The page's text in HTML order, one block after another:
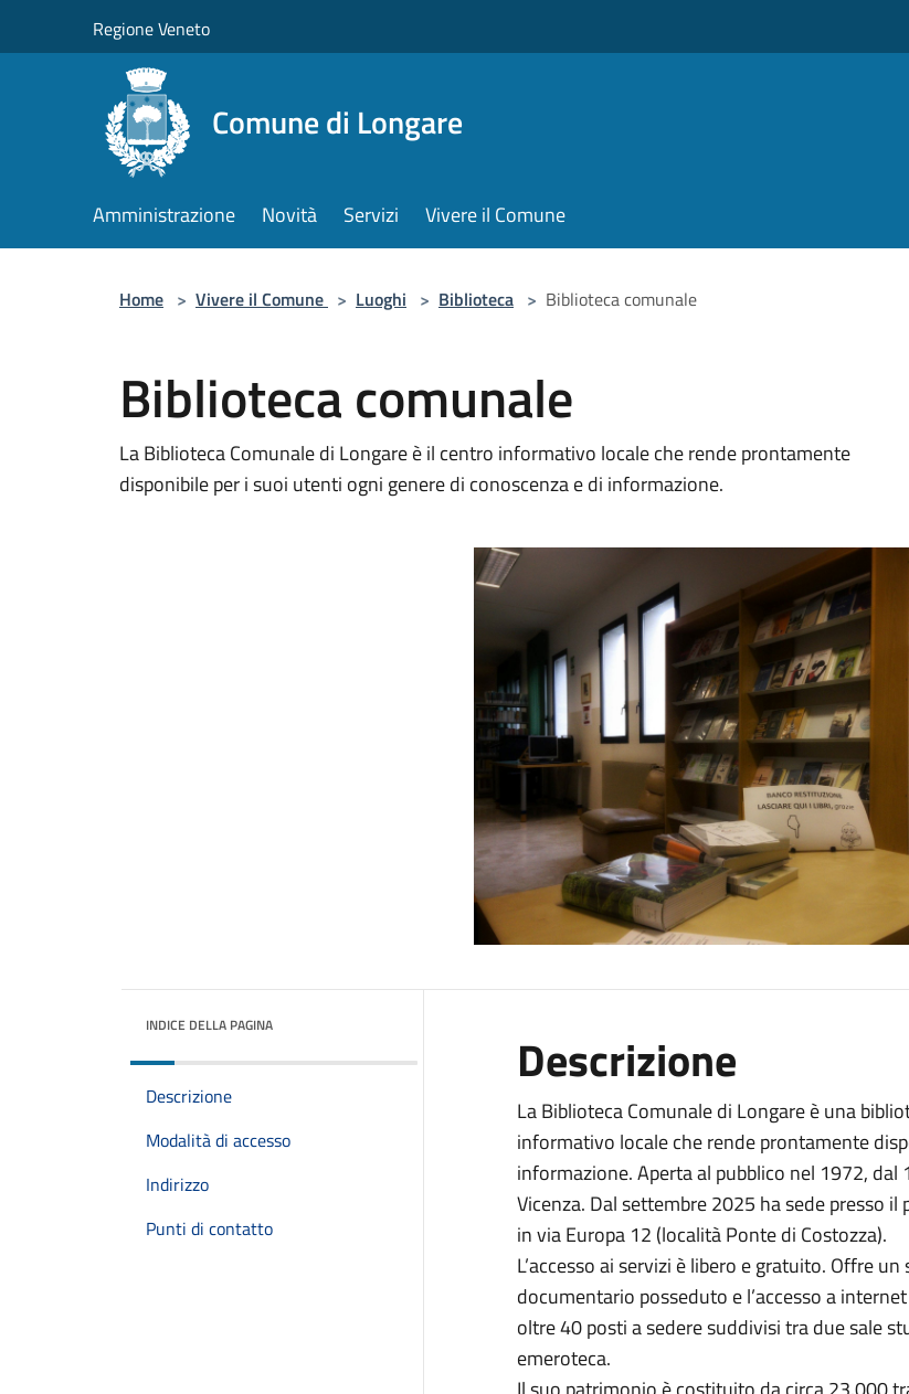
Regione Veneto
Comune di Longare
Amministrazione Novità Servizi Vivere il Comune
Home > Vivere il Comune > Luoghi > Biblioteca > Biblioteca comunale
Biblioteca comunale
La Biblioteca Comunale di Longare è il centro informativo locale che rende prontamente
disponibile per i suoi utenti ogni genere di conoscenza e di informazione.
INDICE DELLA PAGINA
Descrizione
Modalità di accesso
Indirizzo
Punti di contatto
Descrizione
La Biblioteca Comunale di Longare è una
informativo locale che rende prontamente
informazione. Aperta al pubblico nel 1972,
Vicenza. Dal settembre 2025 ha sede presso
in via Europa 12 (località Ponte di Costozza).
L’accesso ai servizi è libero e gratuito. Offre
documentario posseduto e l’accesso a
oltre 40 posti a sedere suddivisi tra due sale
emeroteca.